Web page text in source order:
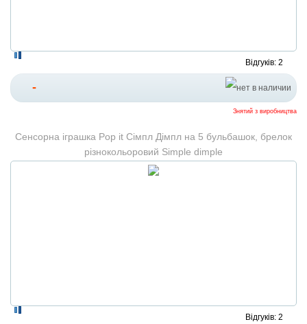
Відгуків: 2
-
Знятий з виробництва
Сенсорна іграшка Pop it Сімпл Дімпл на 5 бульбашок, брелок
різнокольоровий Simple dimple
Відгуків: 2